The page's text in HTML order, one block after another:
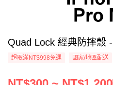
Quad Lock 經典防摔殼
超取滿NT$998免運 國家/地區配送